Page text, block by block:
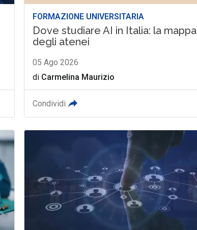
FORMAZIONE UNIVERSITARIA
Dove studiare AI in Italia: la mappa
degli atenei
05 Ago 2026
di Carmelina Maurizio
Condividi